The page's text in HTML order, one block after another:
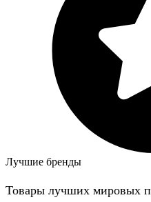
Лучшие бренды
Товары лучших мировых